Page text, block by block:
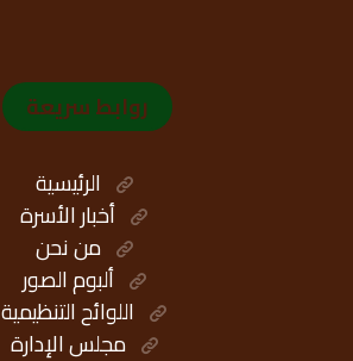
روابط سريعة
الرئيسية
أخبار الأسرة
من نحن
ألبوم الصور
اللوائح التنظيمية
مجلس الإدارة